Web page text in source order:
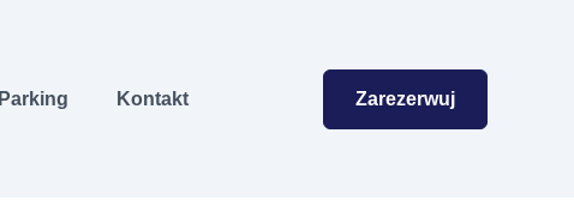
Parking Kontakt Zarezerwuj